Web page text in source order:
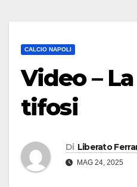
CALCIO NAPOLI
Video –
tifosi
Di Liberato
MAG 24, 2025